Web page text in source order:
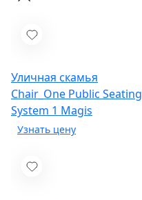
Уличная скамья
Chair_One Public Seating
System 1 Magis